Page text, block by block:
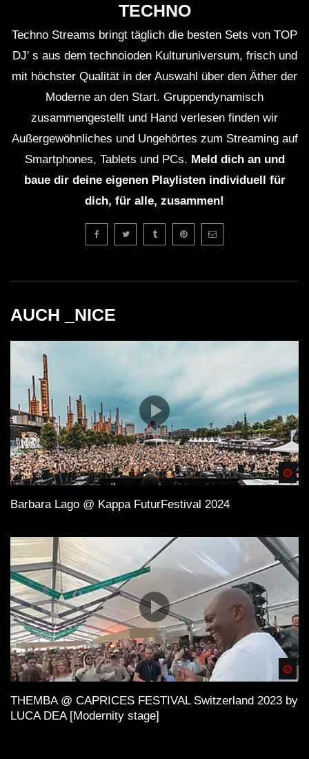
TECHNO
Techno Streams bringt täglich die besten Sets von TOP
DJ' s aus dem technoioden Kulturuniversum, frisch und
mit höchster Qualität in der Auswahl über den Äther der
Moderne an den Start. Gruppendynamisch
zusammengestellt und Hand verlesen finden wir
Außergewöhnliches und Ungehörtes zum Streaming auf
Smartphones, Tablets und PCs. Meld dich an und
baue dir deine eigenen Playlisten individuell für
dich, für alle, zusammen!
AUCH _NICE
Barbara Lago @ Kappa FuturFestival 2024
THEMBA @ CAPRICES FESTIVAL Switzerland 2023 by
LUCA DEA [Modernity stage]